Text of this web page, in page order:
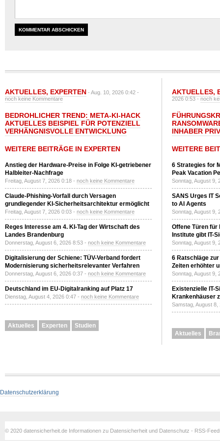
AKTUELLES, EXPERTEN - Aug. 10, 2026 0:42 -
noch keine Kommentare
BEDROHLICHER TREND: META-KI-HACK
AKTUELLES BEISPIEL FÜR POTENZIELL
VERHÄNGNISVOLLE ENTWICKLUNG
WEITERE BEITRÄGE IN EXPERTEN
Anstieg der Hardware-Preise in Folge KI-getriebener
Halbleiter-Nachfrage
Freitag, August 7, 2026 0:18 - noch keine Kommentare
Claude-Phishing-Vorfall durch Versagen
grundlegender KI-Sicherheitsarchitektur ermöglicht
Freitag, August 7, 2026 0:03 - noch keine Kommentare
Reges Interesse am 4. KI-Tag der Wirtschaft des
Landes Brandenburg
Donnerstag, August 6, 2026 8:53 - noch keine Kommentare
Digitalisierung der Schiene: TÜV-Verband fordert
Modernisierung sicherheitsrelevanter Verfahren
Donnerstag, August 6, 2026 0:37 - noch keine Kommentare
Deutschland im EU-Digitalranking auf Platz 17
Dienstag, August 4, 2026 0:47 - noch keine Kommentare
Aktuelles Experten Studien
AKTUELLES,
2026 0:53 -noch
INHABER
WEITERE
6 Strategies for
Peak Vacation
Sonntag, August 9,
SANS Urges IT
to AI Agents
Sonntag, August 9,
Offene Türen für
Institute gibt IT-
Sonntag, August 9,
6 Ratschläge
Zeiten erhöhter
Sonntag, August 9,
Existenzielle IT-
Krankenhäuser
Samstag, August
Aktuelles
Datenschutzerklärung
© 2020 datensicherheit.de Informationen zu Datensicherheit und Datenschutz - RSS-